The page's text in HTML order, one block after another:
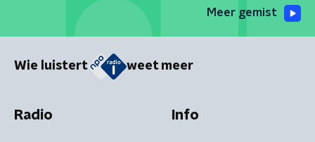
Meer gemist
Wie luistert weet meer
Radio Info